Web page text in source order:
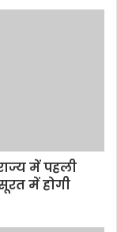
में पहली
में होगी